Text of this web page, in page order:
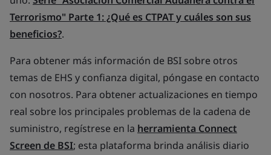
Terrorismo" Parte 1: ¿Qué es CTPAT y cuáles son sus
beneficios?.
Para obtener más información de BSI sobre otros
temas de EHS y confianza digital, póngase en contacto
con nosotros. Para obtener actualizaciones en tiempo
real sobre los principales problemas de la cadena de
suministro, regístrese en la herramienta Connect
Screen de BSI; esta plataforma brinda análisis diario